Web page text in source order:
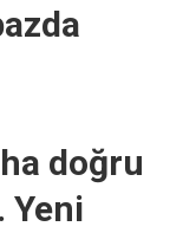
doğru
Yeni